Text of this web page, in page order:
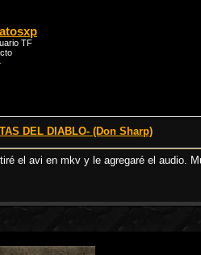
TF
DEL DIABLO- (Don Sharp)
el avi en mkv y le agregaré el audio.